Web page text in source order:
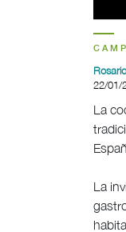
22/01/
La
La